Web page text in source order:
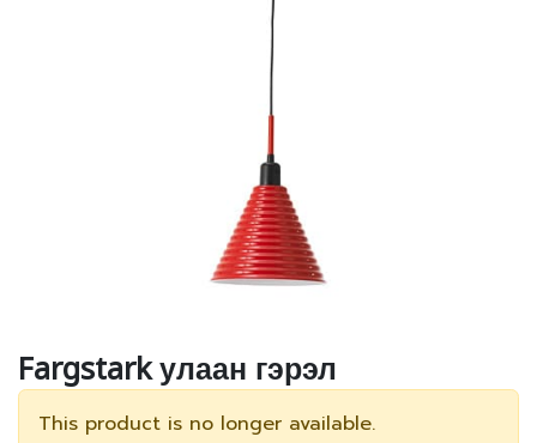
Fargstark улаан гэрэл
This product is no longer available.